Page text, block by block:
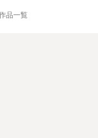
品一覧